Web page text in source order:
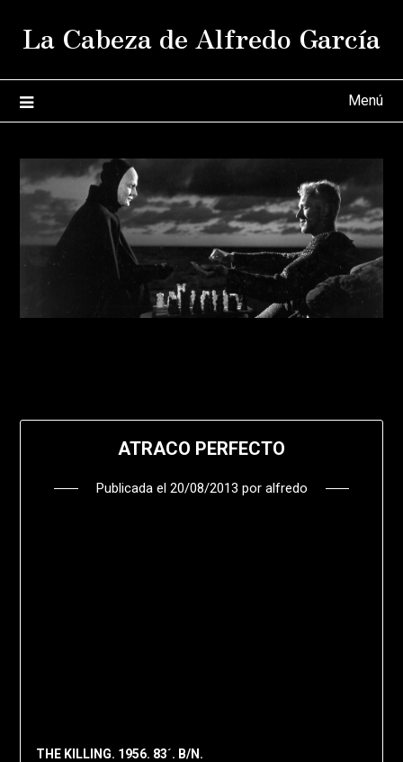
La Cabeza de Alfredo García
Menú
ATRACO PERFECTO
Publicada el 20/08/2013 por alfredo
THE KILLING. 1956. 83´. B/N.